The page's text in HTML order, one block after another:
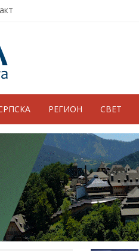
РЕГИОН СВЕТ